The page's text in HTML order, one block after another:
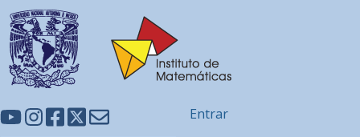
Entrar